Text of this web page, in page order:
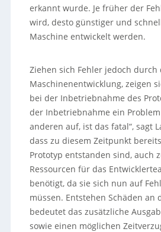
erkannt wurde. Je früher der
wird, desto günstiger und
Maschine entwickelt werden.
Ziehen sich Fehler jedoch durch
Maschinenentwicklung, zeigen
bei der Inbetriebnahme des
der Inbetriebnahme ein
anderen auf, ist das fatal“, sagt
dass zu diesem Zeitpunkt
Prototyp entstanden sind, auch
Ressourcen für das
benötigt, da sie sich nun auf
müssen. Entstehen Schäden an
bedeutet das zusätzliche
sowie einen möglichen